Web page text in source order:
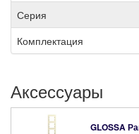
Серия
Комплектация
Аксессуары
GLOSSA